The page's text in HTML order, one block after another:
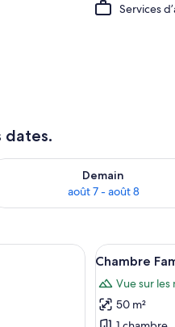
Services
dates.
- août 7
Demain
août 7 - août 8
la disponibilité pour
un lit simple, une table de
Afficher
toutes
les
photos
5
Chambre
Vue sur
50 m²